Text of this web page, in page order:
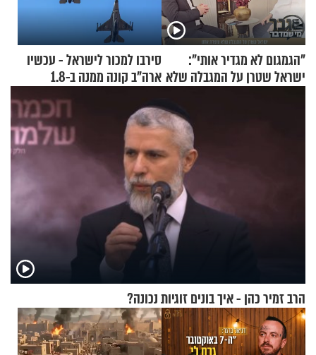
"הגמגום לא מגדיר אותי":
ישראל שטרן על המגבלה שלא
סירבו למכור לישראל - עכשיו
ארה"ב קונה ממנה ב-1.8
הרב זמיר כהן - איך בונים זוגיות נכונה?